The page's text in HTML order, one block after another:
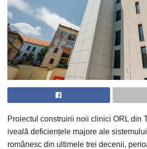
Proiectul construirii noii clinici ORL din
iveală deficiențele majore ale
românesc din ultimele trei decenii,